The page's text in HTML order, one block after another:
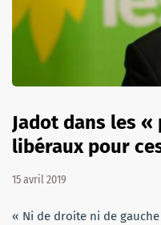
Jadot dans les
libéraux pour
15 avril 2019
« Ni de droite ni de gauche